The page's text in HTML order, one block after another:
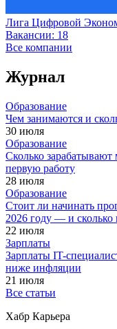
Лига Цифровой
Вакансии: 18
Все компании
Журнал
Образование
Чем занимаются и
30 июля
Образование
Сколько
первую работу
28 июля
Образование
Стоит ли начинать
2026 году — и
22 июля
Зарплаты
Зарплаты IT-
ниже инфляции
21 июля
Все статьи
Хабр Карьера